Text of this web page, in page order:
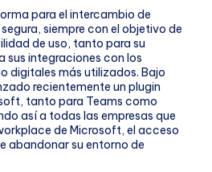
para el intercambio de
siempre con el objetivo de
de uso, tanto para su
integraciones con los
digitales más utilizados. Bajo
recientemente un plugin
tanto para Teams como
así a todas las empresas que
de Microsoft, el acceso
abandonar su entorno de